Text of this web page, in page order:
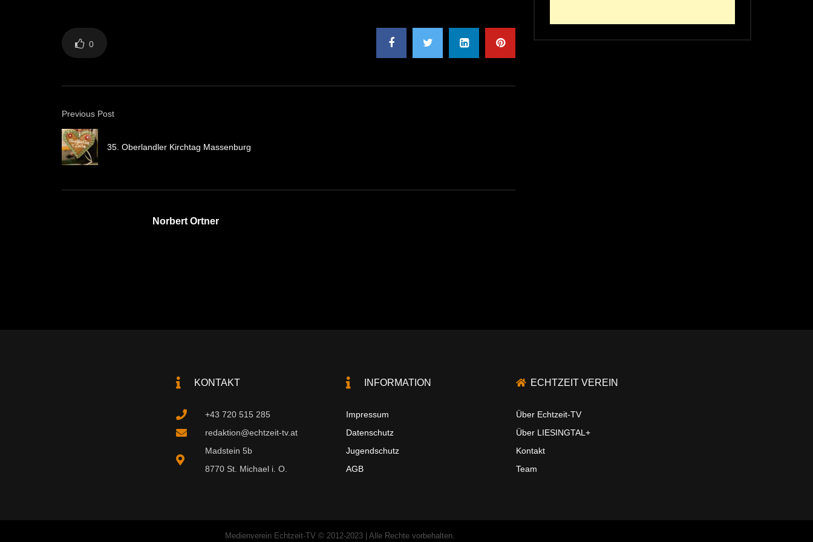
0
Previous Post
35. Oberlandler Kirchtag Massenburg
Norbert Ortner
KONTAKT
+43 720 515 285
redaktion@echtzeit-tv.at
Madstein 5b
8770 St. Michael i. O.
INFORMATION
Impressum
Datenschutz
Jugendschutz
AGB
ECHTZEIT VEREIN
Über Echtzeit-TV
Über LIESINGTAL+
Kontakt
Team
Medienverein Echtzeit-TV © 2012-2023 | Alle Rechte vorbehalten.